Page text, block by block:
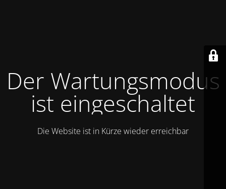
Der Wartungsmodus
ist eingeschaltet
Die Website ist in Kürze wieder erreichbar